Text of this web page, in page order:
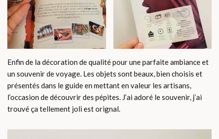
Enfin de la décoration de qualité pour une parfaite ambiance et
un souvenir de voyage. Les objets sont beaux, bien choisis et
présentés dans le guide en mettant en valeur les artisans,
l’occasion de découvrir des pépites. J’ai adoré le souvenir, j’ai
trouvé ça tellement joli est orignal.